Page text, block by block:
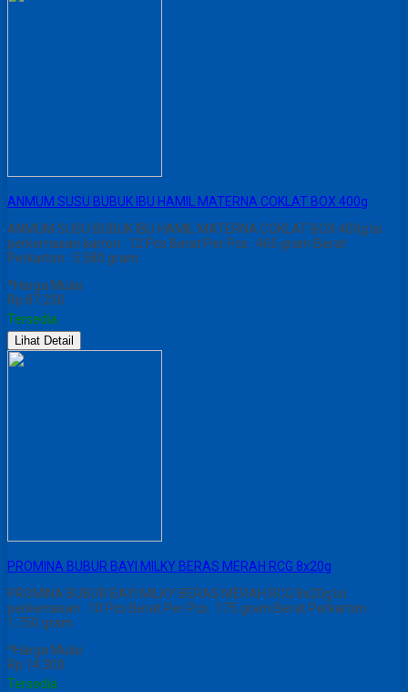
ANMUM SUSU BUBUK IBU HAMIL MATERNA COKLAT BOX 400g
ANMUM SUSU BUBUK IBU HAMIL MATERNA COKLAT BOX 400g Isi
perkemasan karton : 12 Pcs Berat Per Pcs : 465 gram Berat
Perkarton : 5.580 gram
*Harga Mulai
Rp 87.230
Tersedia
Lihat Detail
PROMINA BUBUR BAYI MILKY BERAS MERAH RCG 8x20g
PROMINA BUBUR BAYI MILKY BERAS MERAH RCG 8x20g Isi
perkemasan : 10 Pcs Berat Per Pcs : 175 gram Berat Perkarton :
1.750 gram
*Harga Mulai
Rp 14.300
Tersedia